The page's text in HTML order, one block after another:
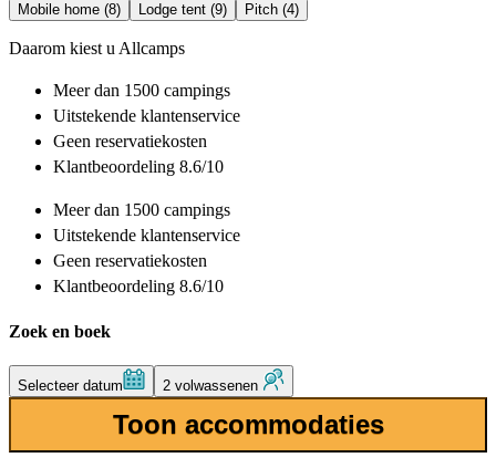
Mobile home (8) Lodge tent (9) Pitch (4)
Daarom kiest u Allcamps
Meer dan 1500 campings
Uitstekende klantenservice
Geen reservatiekosten
Klantbeoordeling 8.6/10
Meer dan 1500 campings
Uitstekende klantenservice
Geen reservatiekosten
Klantbeoordeling 8.6/10
Zoek en boek
Selecteer datum 2 volwassenen
Toon accommodaties